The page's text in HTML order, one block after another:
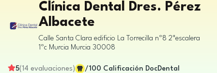
Clínica Dental Dres. Pérez
Albacete
Calle Santa Clara edificio La Torrecilla nº8 2ªescalera
1ºc Murcia Murcia 30008
5(14 evaluaciones) /100 Calificación DocDental